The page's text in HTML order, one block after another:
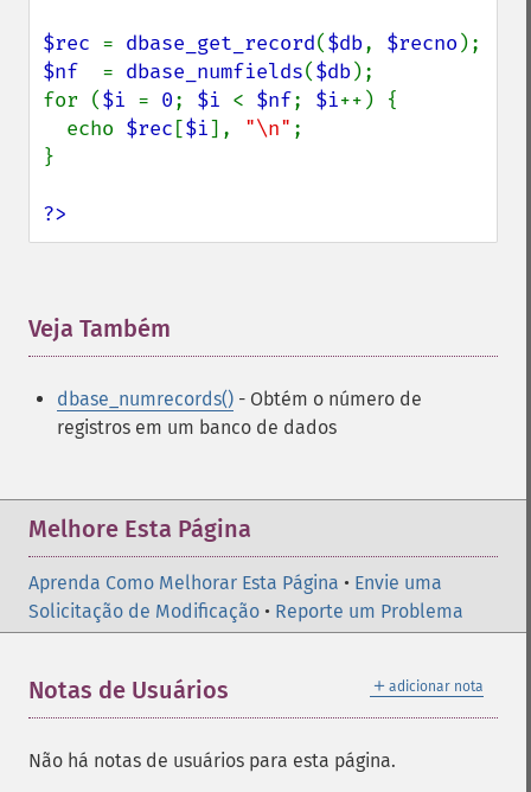
$rec = dbase_get_record($db, $recno
$nf = dbase_numfields($db);
for ($i = 0; $i < $nf; $i++) {
  echo
$rec [$i], "\n" ;
}
?>
Veja Também
dbase_numrecords() - Obtém o número de
registros em um banco de dados
Melhore Esta Página
Aprenda Como Melhorar Esta Página • Envie uma
Solicitação de Modificação • Reporte um Problema
＋ adicionar nota
Notas de Usuários
Não há notas de usuários para esta página.